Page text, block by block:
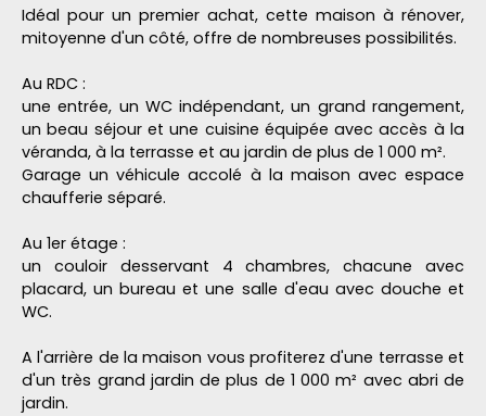
Idéal pour un premier achat, cette maison à rénover,
mitoyenne d'un côté, offre de nombreuses possibilités.
Au RDC :
une entrée, un WC indépendant, un grand rangement,
un beau séjour et une cuisine équipée avec accès à la
véranda, à la terrasse et au jardin de plus de 1 000 m².
Garage un véhicule accolé à la maison avec espace
chaufferie séparé.
Au 1er étage :
un couloir desservant 4 chambres, chacune avec
placard, un bureau et une salle d'eau avec douche et
WC.
A l'arrière de la maison vous profiterez d'une terrasse et
d'un très grand jardin de plus de 1 000 m² avec abri de
jardin.